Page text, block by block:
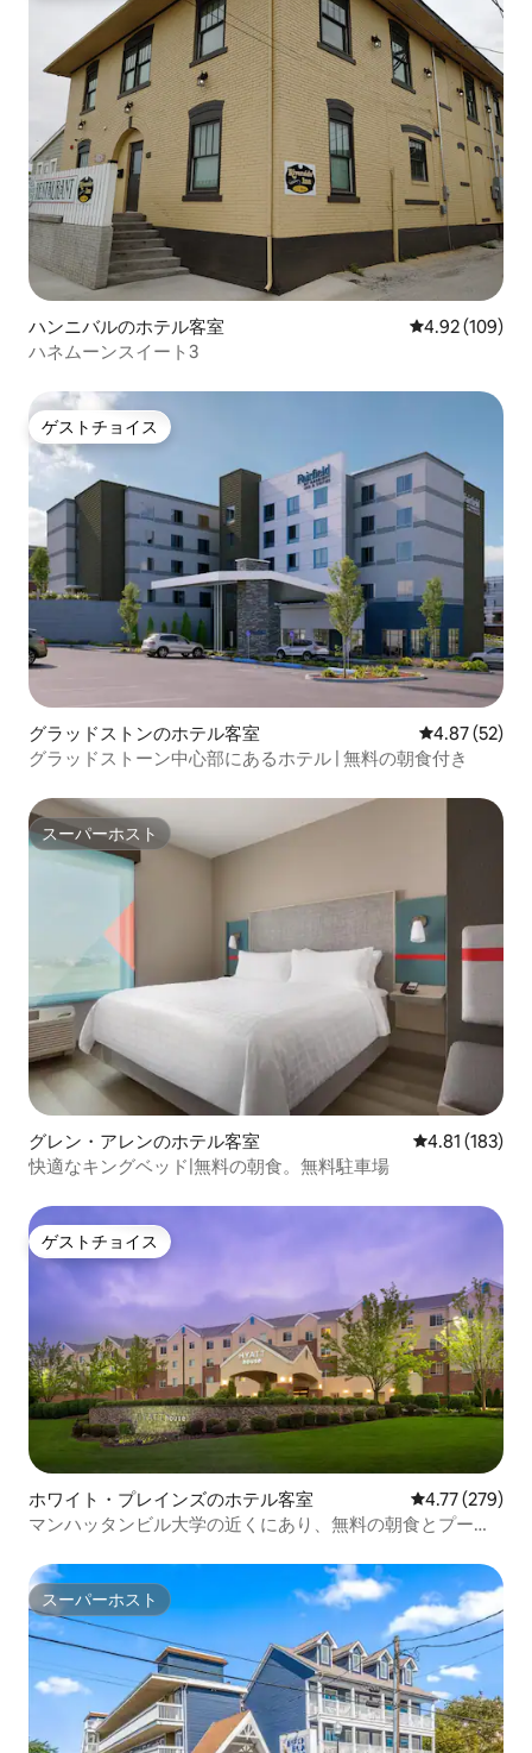
ハンニバルのホテル客室 レビュー109
4.92 (109)
ハネムーンスイート3
ゲストチョイス
ゲストチョイス
グラッドストンのホテル客室 レビュー52
4.87 (52)
グラッドストーン中心部にあるホテル | 無料の朝食付き
スーパーホスト
スーパーホスト
グレン・アレンのホテル客室 レビュー183
4.81 (183)
快適なキングベッド|無料の朝食。無料駐車場
ゲストチョイス
ゲストチョイス
ホワイト・プレインズのホテル客室 レビュー279
4.77 (279)
マンハッタンビル大学の近くにあり、無料の朝食とプール
スーパーホスト
スーパーホスト